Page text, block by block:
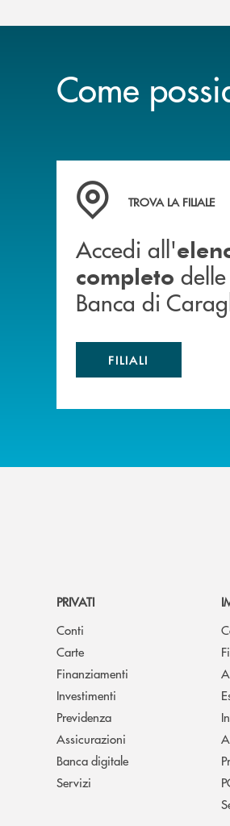
Come
Accedi all' elenco
TROVA LA FILIALE
Accedi all'
completo delle
Banca di
FILIALI
PRIVATI
Conti
Carte
Finanziamenti
Investimenti
Previdenza
Assicurazioni
Banca digitale
Servizi